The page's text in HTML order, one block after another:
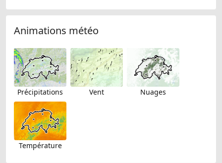
Animations météo
Précipitations Vent Nuages
Température